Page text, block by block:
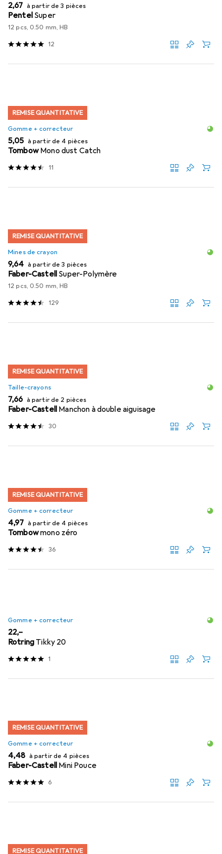
EUR
2,67 à partir de 3 pièces
Pentel Super
12 pcs, 0.50 mm, HB
12
REMISE QUANTITATIVE
Gomme + correcteur
EUR
5,05 à partir de 4 pièces
Tombow Mono dust Catch
11
REMISE QUANTITATIVE
Mines de crayon
EUR
9,64 à partir de 3 pièces
Faber-Castell Super-Polymère
12 pcs, 0.50 mm, HB
129
REMISE QUANTITATIVE
Taille-crayons
EUR
7,66 à partir de 2 pièces
Faber-Castell Manchon à double aiguisage
30
REMISE QUANTITATIVE
Gomme + correcteur
EUR
4,97 à partir de 4 pièces
Tombowmono zéro
36
Gomme + correcteur
EUR
22,–
Rotring Tikky 20
1
REMISE QUANTITATIVE
Gomme + correcteur
EUR
4,48 à partir de 4 pièces
Faber-Castell Mini Pouce
6
REMISE QUANTITATIVE